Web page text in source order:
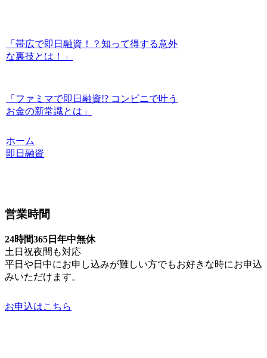
「帯広で即日融資！？知って得する意外
な裏技とは！」
「ファミマで即日融資!? コンビニで叶う
お金の新常識とは」
ホーム
即日融資
営業時間
24時間365日年中無休
土日祝夜間も対応
平日や日中にお申し込みが難しい方でもお好きな時にお申込
みいただけます。
お申込はこちら